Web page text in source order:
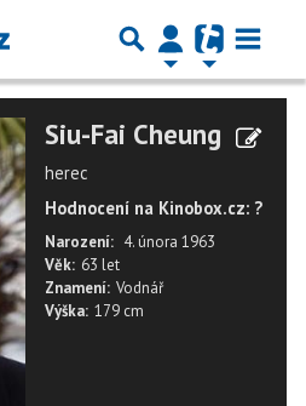
Siu-Fai Cheung
herec
Hodnocení na Kinobox.cz: ?
Narození: 4. února 1963
Věk: 63 let
Znamení: Vodnář
Výška: 179 cm